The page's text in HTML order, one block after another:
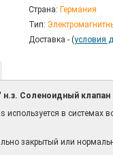
Страна: Германия
Тип:
Доставка - (условия
н.з. Соленоидный
в системах
закрытый или